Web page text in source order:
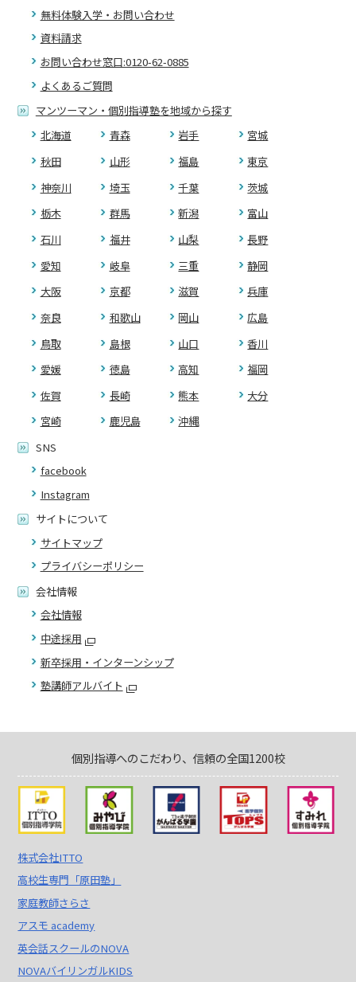
無料体験入学・お問い合わせ
資料請求
お問い合わせ窓口:0120-62-0885
よくあるご質問
マンツーマン・個別指導塾を地域から探す
北海道
青森 岩手
宮城
秋田
山形 福島
東京
神奈川
埼玉 千葉
茨城
栃木
群馬 新潟
富山
石川
福井 山梨
長野
愛知
岐阜 三重
静岡
大阪
京都 滋賀
兵庫
奈良
和歌山 岡山
広島
鳥取
島根 山口
香川
愛媛
徳島 高知
福岡
佐賀
長崎 熊本
大分
宮崎
鹿児島
沖縄
SNS
facebook
Instagram
サイトについて
サイトマップ
プライバシーポリシー
会社情報
会社情報
中途採用
新卒採用・インターンシップ
塾講師アルバイト
個別指導へのこだわり、信頼の全国1200校
株式会社ITTO
高校生専門「原田塾」
家庭教師さらさ
アスモ academy
英会話スクールのNOVA
NOVAバイリンガルKIDS